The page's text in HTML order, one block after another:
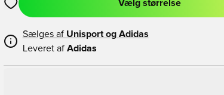
Åbner en Modal til at logge ind eller tilmelde dig som
Vælg størrelse
Sælges af Unisport og Adidas
Leveret af Adidas